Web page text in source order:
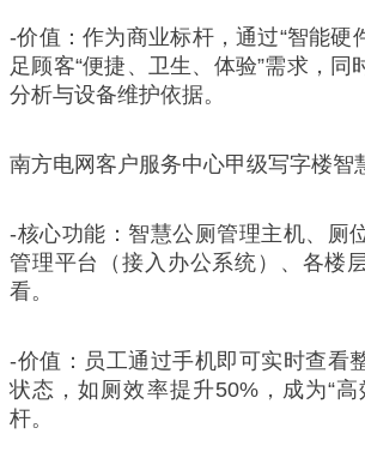
-价值：作为商业标杆，通过“智能硬
足顾客“便捷、卫生、体验”需求，同
分析与设备维护依据。
南方电网客户服务中心甲级写字楼智
-核心功能：智慧公厕管理主机、厕
管理平台（接入办公系统）、各楼
看。
-价值：员工通过手机即可实时查看
状态，如厕效率提升50%，成为“
杆。